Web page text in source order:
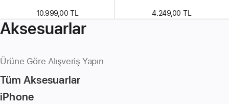
10.999,00 TL 4.249,00 TL
Aksesuarlar
Ürüne Göre Alışveriş Yapın
Tüm Aksesuarlar
iPhone